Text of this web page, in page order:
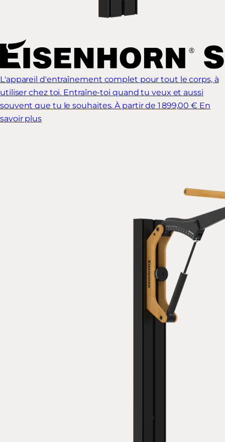
L'appareil d'entraînement complet pour tout le corps, à
utiliser chez toi. Entraîne-toi quand tu veux et aussi
souvent que tu le souhaites. À partir de 1 899,00 € En
savoir plus